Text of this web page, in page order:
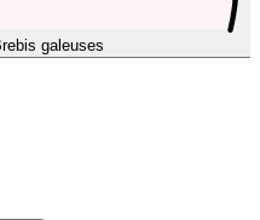
galeuses